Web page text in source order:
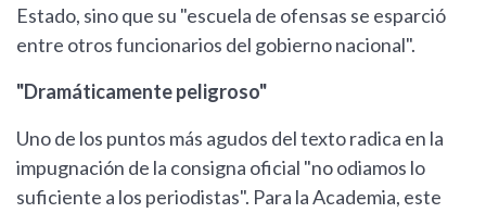
Estado, sino que su "escuela de ofensas se esparció
entre otros funcionarios del gobierno nacional".
"Dramáticamente peligroso"
Uno de los puntos más agudos del texto radica en la
impugnación de la consigna oficial "no odiamos lo
suficiente a los periodistas". Para la Academia, este